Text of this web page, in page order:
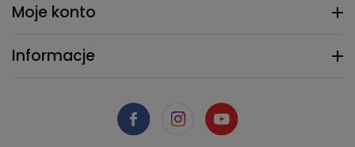
Moje konto
Informacje